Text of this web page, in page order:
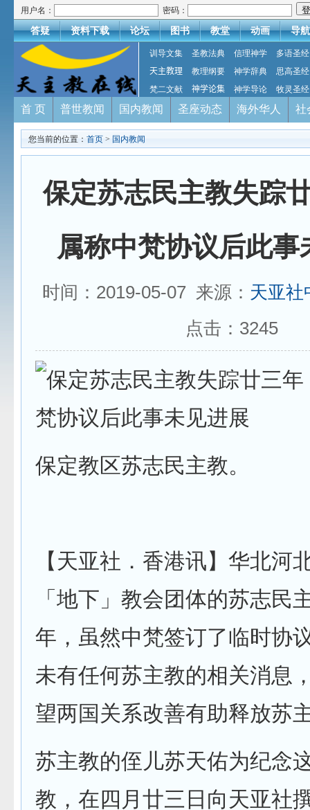
用户名： 密码：
答疑 资料下载 论坛 图书 教堂 动画 导航
训导文集 圣教法典 信理神学
多语圣经
天主教理
教理纲要 神学辞典
思高圣经
梵二文献
神学论集 神学导论 牧灵圣经
首 页 普世教闻 国内教闻 圣座动态 海外华人 社
您当前的位置： 首页 > 国内教闻
保定苏志民主教失踪
属称中梵协议后此事
时间：2019-05-07 来源： 天亚社
点击： 3245
保定教区苏志民主教。
【天亚社．香港讯】华北河
「地下」教会团体的苏志民
年，虽然中梵签订了临时协
未有任何苏主教的相关消息
望两国关系改善有助释放苏
苏主教的侄儿苏天佑为纪念
教，在四月廿三日向天亚社